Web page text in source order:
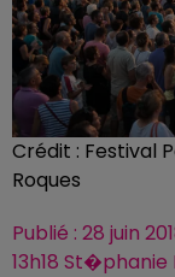
Crédit : Festival
Roques
Publié : 28 juin
13h18